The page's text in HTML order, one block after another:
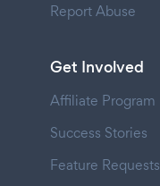
Report Abuse
Get Involved
Affiliate Program
Success Stories
Feature Requests